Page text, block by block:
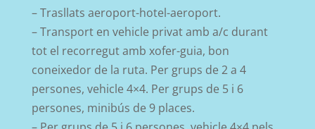
– Trasllats aeroport-hotel-aeroport.
– Transport en vehicle privat amb a/c durant
tot el recorregut amb xofer-guia, bon
coneixedor de la ruta. Per grups de 2 a 4
persones, vehicle 4×4. Per grups de 5 i 6
persones, minibús de 9 places.